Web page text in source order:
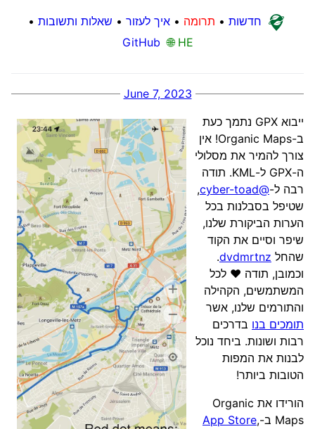
חדשות • תרומה •איך לעזור • שאלות ותשובות •
GitHub 🌐 HE
June 7, 2023
ייבוא GPX נתמך כעת
ב-Organic Maps! אין
צורך להמיר את מסלולי
ה-GPX ל-KML. תודה
רבה ל-@cyber-toad
,
שטיפל בסבלנות בכל
הערות הביקורת שלנו,
שיפר וסיים את הקוד
שהחל dvdmrtnz
.
וכמובן, תודה ❤️ לכל
המשתמשים, הקהילה
והתורמים שלנו, אשר
תומכים בנו בדרכים
רבות ושונות. ביחד נוכל
לבנות את המפות
הטובות ביותר!
הורידו את Organic
Maps ב-
App Store,